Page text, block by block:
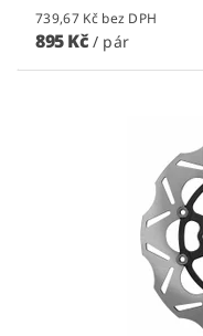
739,67 Kč bez DPH
895 Kč / pár